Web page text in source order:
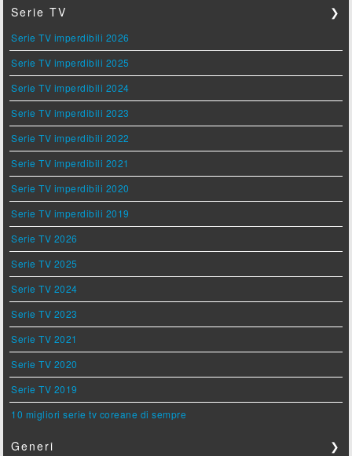
Serie TV ❯
Serie TV imperdibili 2026
Serie TV imperdibili 2025
Serie TV imperdibili 2024
Serie TV imperdibili 2023
Serie TV imperdibili 2022
Serie TV imperdibili 2021
Serie TV imperdibili 2020
Serie TV imperdibili 2019
Serie TV 2026
Serie TV 2025
Serie TV 2024
Serie TV 2023
Serie TV 2021
Serie TV 2020
Serie TV 2019
10 migliori serie tv coreane di sempre
Generi ❯